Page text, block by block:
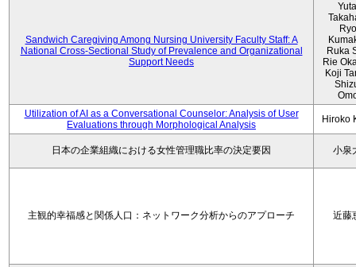
Sandwich Caregiving Among Nursing University Faculty Staff: A
National Cross-Sectional Study of Prevalence and Organizational
Support Needs
Ruka
Rie
Koji
Utilization of AI as a Conversational Counselor: Analysis of User
Evaluations through Morphological Analysis
Hiroko
日本の企業組織における女性管理職比率の決定要因 小泉
主観的幸福感と関係人口：ネットワーク分析からのアプローチ 近藤